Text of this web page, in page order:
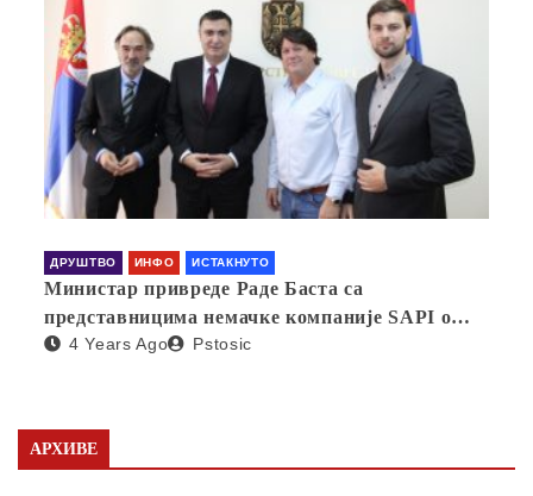
ДРУШТВО ИНФО ИСТАКНУТО
Министар привреде Раде Баста са
представницима немачке компаније SAPI о
отварању фабрике у Србији
4 Years Ago Pstosic
АРХИВЕ